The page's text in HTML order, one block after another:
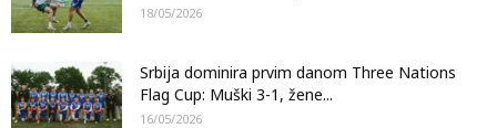
18/05/2026
Srbija dominira prvim danom Three Nations
Flag Cup: Muški 3-1, žene...
16/05/2026